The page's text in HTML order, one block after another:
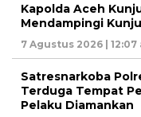
Kapolda Aceh
Mendampingi
7 Agustus 2026 | 12:07
Satresnarkoba
Terduga Tempat
Pelaku Diamankan